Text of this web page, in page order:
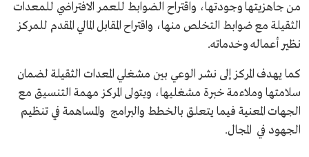
من جاهزيتها وجودتها، واقتراح الضوابط للعمر الافتراضي للمعدات
الثقيلة مع ضوابط التخلص منها، واقتراح المقابل المالي المقدم للمركز
نظير أعماله وخدماته.
كما يهدف المركز إلى نشر الوعي بين مشغلي المعدات الثقيلة لضمان
سلامتها وملاءمة خبرة مشغليها، ويتولى المركز مهمة التنسيق مع
الجهات المعنية فيما يتعلق بالخطط والبرامج والمساهمة في تنظيم
الجهود في المجال.